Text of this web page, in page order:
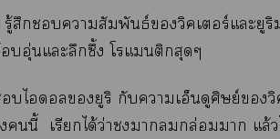
รู้สึกาสัมพันธ์วิคเอร์แะยู
อุ่นแะลึกซึ้ง โแติกสุดๆ
ไดอลยูริ กับาเอ็นดูศิษย์วิ
นี้ เรียกได้ว่าากล่อมา แล้